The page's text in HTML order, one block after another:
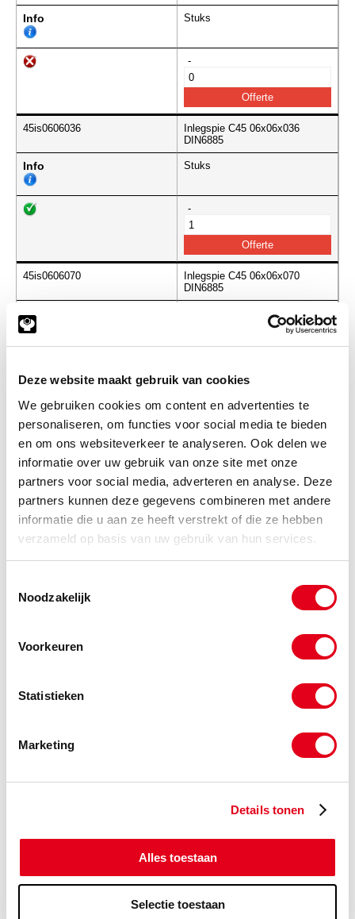
Deze website maakt gebruik van cookies
We gebruiken cookies om content en advertenties te
personaliseren, om functies voor social media te bieden
en om ons websiteverkeer te analyseren. Ook delen we
informatie over uw gebruik van onze site met onze
partners voor social media, adverteren en analyse. Deze
partners kunnen deze gegevens combineren met andere
informatie die u aan ze heeft verstrekt of die ze hebben
verzameld op basis van uw gebruik van hun services.
Noodzakelijk
Voorkeuren
Statistieken
Marketing
Details tonen
Alles toestaan
Selectie toestaan
Info Stuks
-
45is0606036
Inlegspie C45 06x06x036
DIN6885
Info Stuks
-
45is0606070
Inlegspie C45 06x06x070
DIN6885
Info
45is0807028
Inlegspie C45 08x07x028
Info Stuks
-
DIN6885
Stuks